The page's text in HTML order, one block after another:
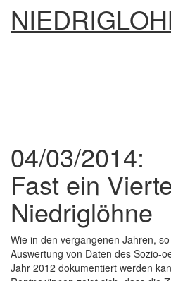
04/03/2014:
Fast ein
Niedriglöhne
Wie in den vergangenen Jahren,
Auswertung von Daten des Sozio-
Jahr 2012 dokumentiert werden